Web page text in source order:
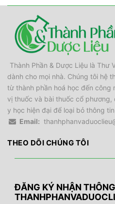
Thành Phần & Dược Liệu là Thư
dành cho mọi nhà. Chúng tôi hệ
từ thành phần hoá học đến công
vị thuốc và bài thuốc cổ phương,
y học hiện đại để loại bỏ thông
Email:
THEO DÕI CHÚNG TÔI
ĐĂNG KÝ NHẬN